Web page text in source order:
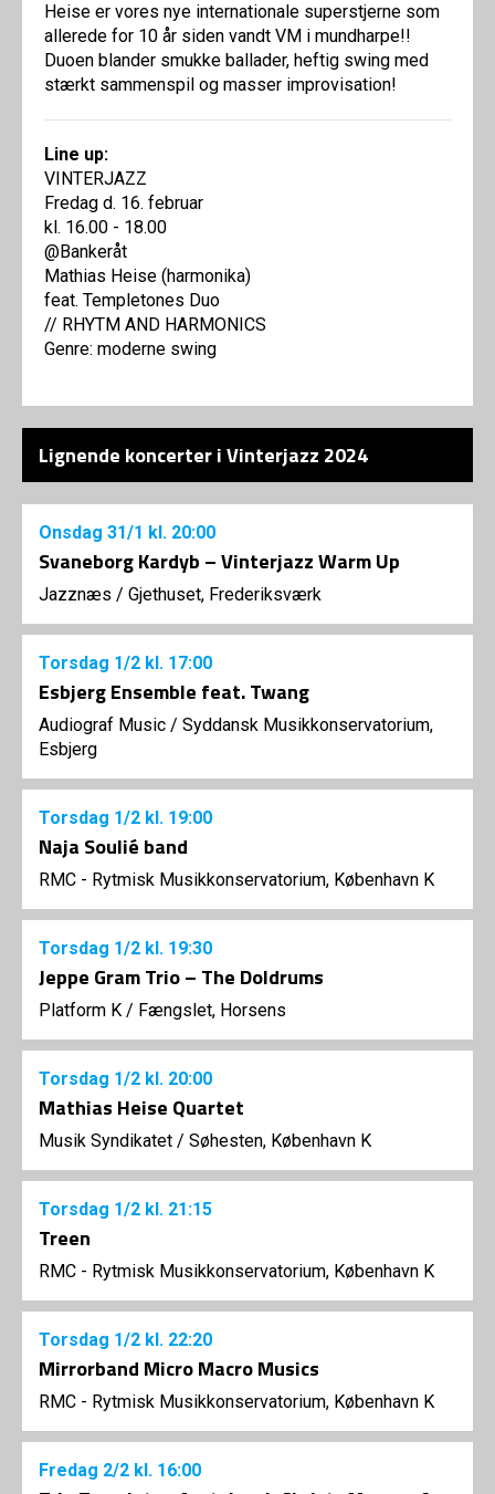
Heise er vores nye internationale superstjerne som
allerede for 10 år siden vandt VM i mundharpe!!
Duoen blander smukke ballader, heftig swing med
stærkt sammenspil og masser improvisation!
Line up:
VINTERJAZZ
Fredag d. 16. februar
kl. 16.00 - 18.00
@Bankeråt
Mathias Heise (harmonika)
feat. Templetones Duo
// RHYTM AND HARMONICS
Genre: moderne swing
Lignende koncerter i Vinterjazz 2024
Onsdag 31/1 kl. 20:00
Svaneborg Kardyb – Vinterjazz Warm Up
Jazznæs / Gjethuset, Frederiksværk
Torsdag 1/2 kl. 17:00
Esbjerg Ensemble feat. Twang
Audiograf Music / Syddansk Musikkonservatorium,
Esbjerg
Torsdag 1/2 kl. 19:00
Naja Soulié band
RMC - Rytmisk Musikkonservatorium, København K
Torsdag 1/2 kl. 19:30
Jeppe Gram Trio – The Doldrums
Platform K / Fængslet, Horsens
Torsdag 1/2 kl. 20:00
Mathias Heise Quartet
Musik Syndikatet / Søhesten, København K
Torsdag 1/2 kl. 21:15
Treen
RMC - Rytmisk Musikkonservatorium, København K
Torsdag 1/2 kl. 22:20
Mirrorband Micro Macro Musics
RMC - Rytmisk Musikkonservatorium, København K
Fredag 2/2 kl. 16:00